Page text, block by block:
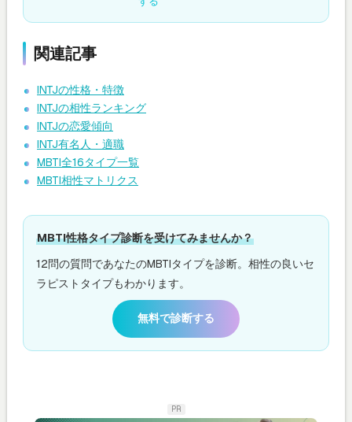
関連記事
INTJの性格・特徴
INTJの相性ランキング
INTJの恋愛傾向
INTJ有名人・適職
MBTI全16タイプ一覧
MBTI相性マトリクス
MBTI性格タイプ診断を受けてみませんか？
12問の質問であなたのMBTIタイプを診断。相性の良いセ
ラピストタイプもわかります。
無料で診断する
PR